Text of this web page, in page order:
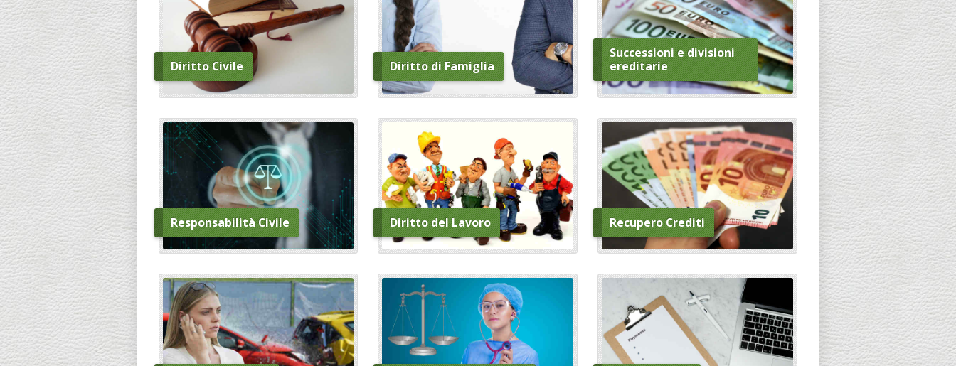
Diritto Civile Diritto di Famiglia
Successioni e divisioni
ereditarie
Responsabilità Civile Diritto del Lavoro Recupero Crediti